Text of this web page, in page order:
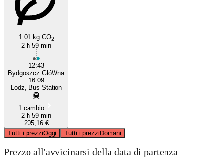
1.01 kg CO2
2 h 59 min
12:43
Bydgoszcz GłóWna
16:09
Lodz, Bus Station
1 cambio
2 h 59 min
205,16 €
Tutti i prezziOggi Tutti i prezziDomani
Prezzo all'avvicinarsi della data di partenza